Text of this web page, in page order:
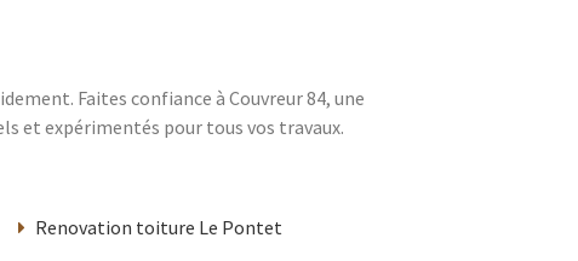
Faites confiance à Couvreur 84, une
et expérimentés pour tous vos travaux.
Renovation toiture Le Pontet